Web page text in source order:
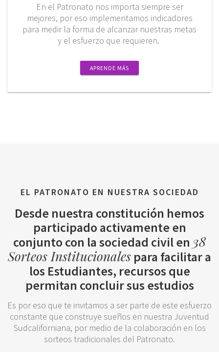
En el Patronato nos importa siempre ser
mejores, por eso implementamos indicadores
para medir la forma de alcanzar nuestras metas
y el esfuerzo que requieren.
APRENDE MÁS
EL PATRONATO EN NUESTRA SOCIEDAD
Desde nuestra constitución hemos
participado activamente en
conjunto con la sociedad civil en 38
Sorteos Institucionales para facilitar a
los Estudiantes, recursos que
permitan concluir sus estudios
Es por eso que te invitamos a ser parte de este esfuerzo
constante que construye sueños en nuestra Juventud
Sudcaliforniana, por medio de la colaboración en los
sorteos tradicionales del Patronato.